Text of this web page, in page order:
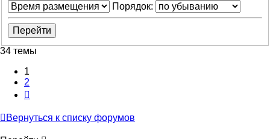
Порядок:
34 темы
1
2
Вернуться к списку форумов